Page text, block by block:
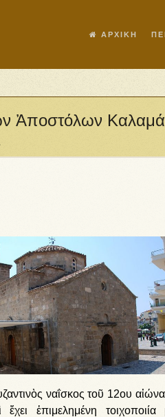
ΑΡΧΙΚΗ
Ἀποστόλων
ναΐσκος τοῦ 12ου
ἔχει ἐπιμελημένη